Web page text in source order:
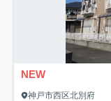
NEW
神戸市西区北別府